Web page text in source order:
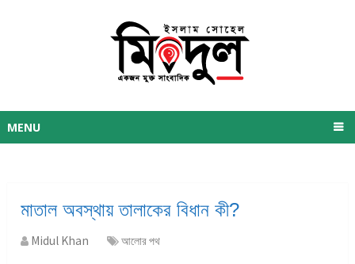
MENU
মাতাল অবস্থায় তালাকের বিধান কী?
Midul Khan আলোর পথ